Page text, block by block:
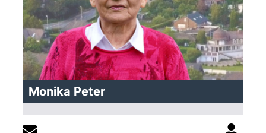
Monika Peter